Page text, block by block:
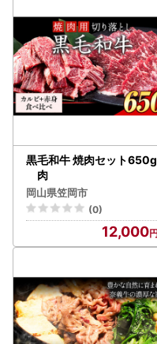
黒毛和牛 焼肉セット650g
肉
岡山県笠岡市
(0)
12,000